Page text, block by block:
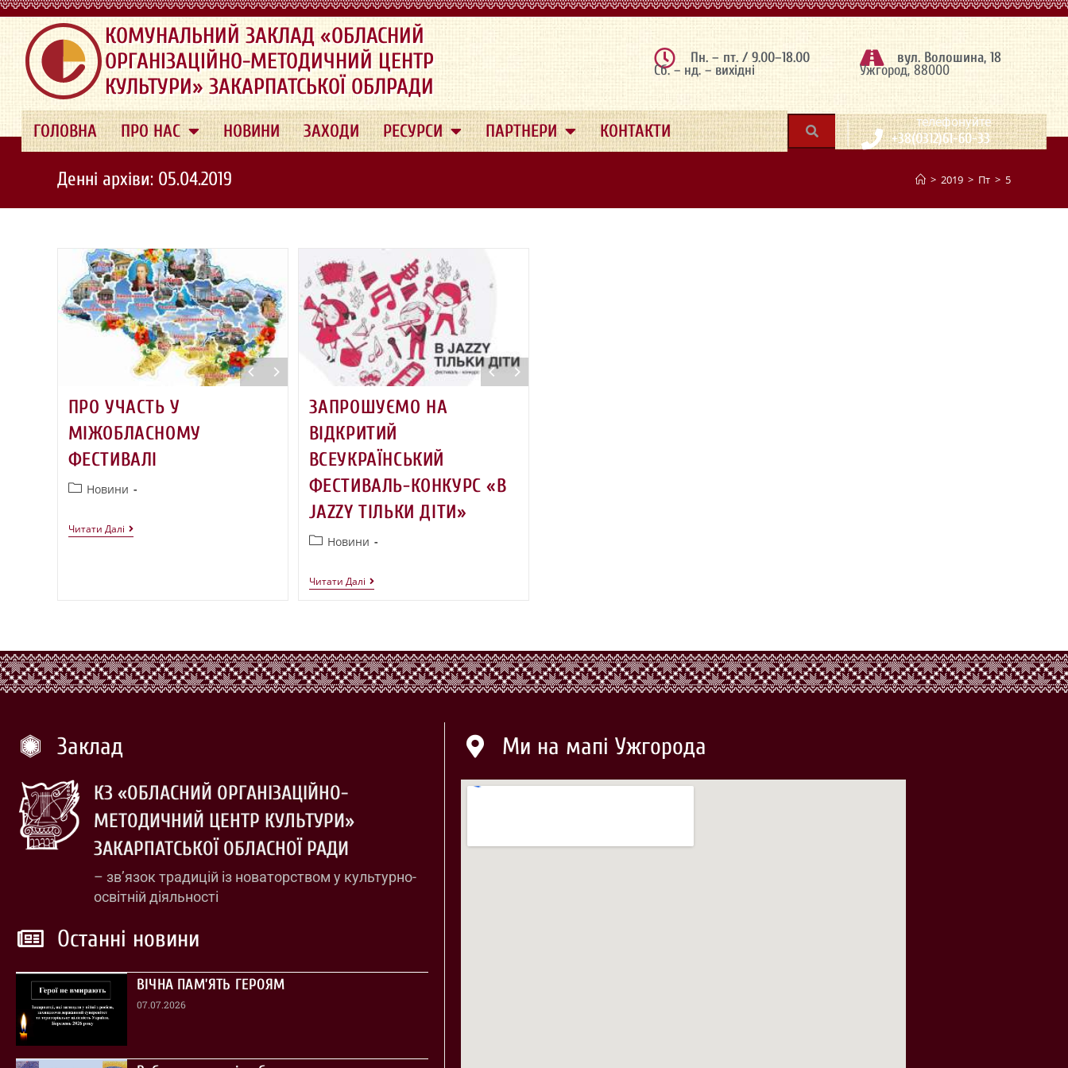
.
КОМУНАЛЬНИЙ ЗАКЛАД «ОБЛАСНИЙ
ОРГАНІЗАЦІЙНО-МЕТОДИЧНИЙ ЦЕНТР
КУЛЬТУРИ» ЗАКАРПАТСЬКОЇ ОБЛРАДИ
Пн. – пт. / 9.00–18.00
Сб. – нд. – вихідні
вул. Волошина, 18
Ужгород, 88000
ГОЛОВНА ПРО НАС НОВИНИ ЗАХОДИ РЕСУРСИ ПАРТНЕРИ КОНТАКТИ | телефонуйте
+38(0312)61-60-33
Денні архіви: 05.04.2019 > 2019 > Пт > 5
ПРО УЧАСТЬ У
МІЖОБЛАСНОМУ
ФЕСТИВАЛІ
Новини
Читати Далі
ЗАПРОШУЄМО НА
ВІДКРИТИЙ
ВСЕУКРАЇНСЬКИЙ
ФЕСТИВАЛЬ-КОНКУРС «В
JAZZY ТІЛЬКИ ДІТИ»
Новини
Читати Далі
Заклад
КЗ «ОБЛАСНИЙ ОРГАНІЗАЦІЙНО-
МЕТОДИЧНИЙ ЦЕНТР КУЛЬТУРИ»
ЗАКАРПАТСЬКОЇ ОБЛАСНОЇ РАДИ
– зв’язок традицій із новаторством у культурно-
освітній діяльності
Останні новини
ВІЧНА ПАМ’ЯТЬ ГЕРОЯМ
07.07.2026
Ми на мапі Ужгорода